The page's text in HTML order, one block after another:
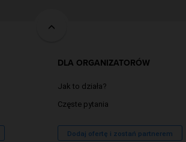
DLA ORGANIZATORÓW
Jak to działa?
Częste pytania
Dodaj ofertę i zostań partnerem